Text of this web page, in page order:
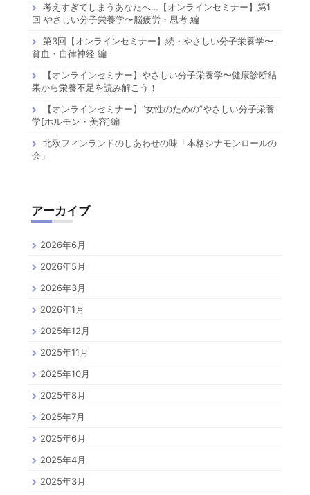
考えすぎてしまうあなたへ…【オンラインセミナー】第1
回 やさしい分子栄養学〜脳疲労・思考 編
第3回【オンラインセミナー】続・やさしい分子栄養学〜
貧血・自律神経 編
【オンラインセミナー】やさしい分子栄養学〜健康診断結
果から栄養不足を読み解こう！
【オンラインセミナー】”女性のための”やさしい分子栄養
学[ホルモン・美容]編
北欧フィンランドのしあわせの味「本格シナモンロールの
会」
アーカイブ
2026年6月
2026年5月
2026年3月
2026年1月
2025年12月
2025年11月
2025年10月
2025年8月
2025年7月
2025年6月
2025年4月
2025年3月